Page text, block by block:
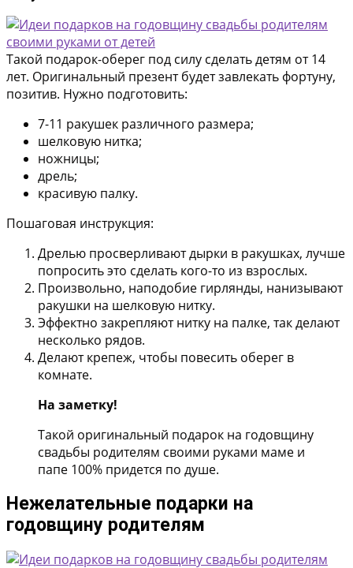
Такой подарок-оберег под силу сделать детям от 14
лет. Оригинальный презент будет завлекать фортуну,
позитив. Нужно подготовить:
7-11 ракушек различного размера;
шелковую нитка;
ножницы;
дрель;
красивую палку.
Пошаговая инструкция:
Дрелью просверливают дырки в ракушках, лучше
попросить это сделать кого-то из взрослых.
Произвольно, наподобие гирлянды, нанизывают
ракушки на шелковую нитку.
Эффектно закрепляют нитку на палке, так делают
несколько рядов.
Делают крепеж, чтобы повесить оберег в
комнате.
На заметку!
Такой оригинальный подарок на годовщину
свадьбы родителям своими руками маме и
папе 100% придется по душе.
Нежелательные подарки на
годовщину родителям